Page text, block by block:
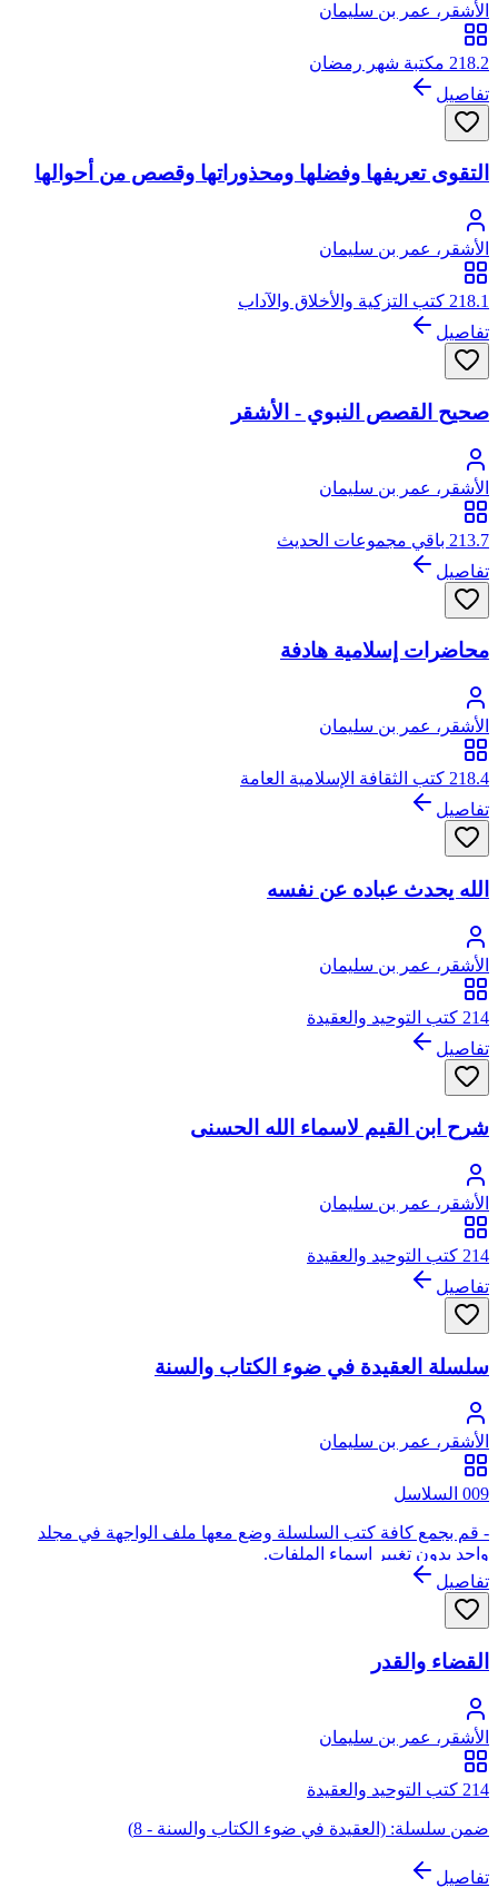
الأشقر، عمر بن سليمان
218.2 مكتبة شهر رمضان
تفاصيل
التقوى تعريفها وفضلها ومحذوراتها وقصص من أحوالها
الأشقر، عمر بن سليمان
218.1 كتب التزكية والأخلاق والآداب
تفاصيل
صحيح القصص النبوي - الأشقر
الأشقر، عمر بن سليمان
213.7 باقي مجموعات الحديث
تفاصيل
محاضرات إسلامية هادفة
الأشقر، عمر بن سليمان
218.4 كتب الثقافة الإسلامية العامة
تفاصيل
الله يحدث عباده عن نفسه
الأشقر، عمر بن سليمان
214 كتب التوحيد والعقيدة
تفاصيل
شرح ابن القيم لاسماء الله الحسنى
الأشقر، عمر بن سليمان
214 كتب التوحيد والعقيدة
تفاصيل
سلسلة العقيدة في ضوء الكتاب والسنة
الأشقر، عمر بن سليمان
009 السلاسل
- قم بجمع كافة كتب السلسلة وضع معها ملف الواجهة في مجلد
واحد بدون تغيير اسماء الملفات.
تفاصيل
القضاء والقدر
الأشقر، عمر بن سليمان
214 كتب التوحيد والعقيدة
ضمن سلسلة: (العقيدة في ضوء الكتاب والسنة - 8)
تفاصيل